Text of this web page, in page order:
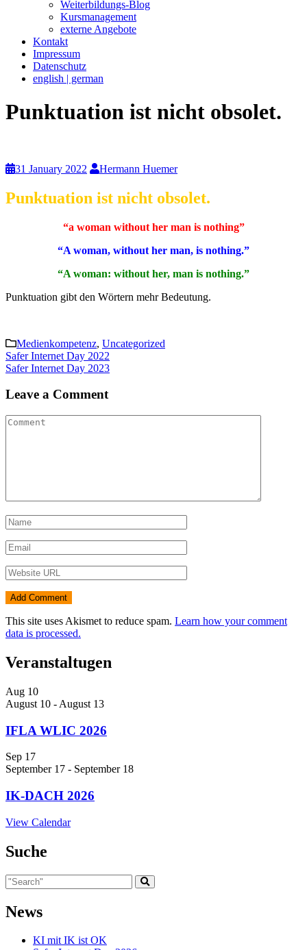
Weiterbildungs-Blog
Kursmanagement
externe Angebote
Kontakt
Impressum
Datenschutz
english | german
Punktuation ist nicht obsolet.
31 January 2022 Hermann Huemer
Punktuation ist nicht obsolet.
“a woman without her man is nothing”
“A woman, without her man, is nothing.”
“A woman: without her, man is nothing.”
Punktuation gibt den Wörtern mehr Bedeutung.
Medienkompetenz, Uncategorized
Post
navigation
Safer Internet Day 2022
Safer Internet Day 2023
Leave a Comment
This site uses Akismet to reduce spam. Learn how your comment
data is processed.
Veranstaltugen
Aug 10
August 10 - August 13
IFLA WLIC 2026
Sep 17
September 17 - September 18
IK-DACH 2026
View Calendar
Suche
News
KI mit IK ist OK